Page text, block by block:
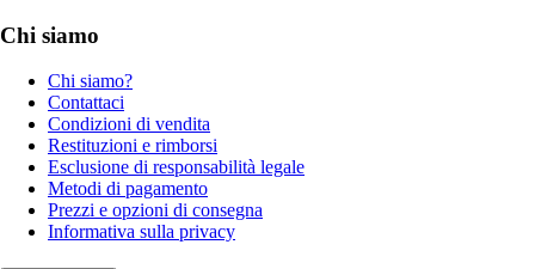
Chi siamo
Chi siamo?
Contattaci
Condizioni di vendita
Restituzioni e rimborsi
Esclusione di responsabilità legale
Metodi di pagamento
Prezzi e opzioni di consegna
Informativa sulla privacy